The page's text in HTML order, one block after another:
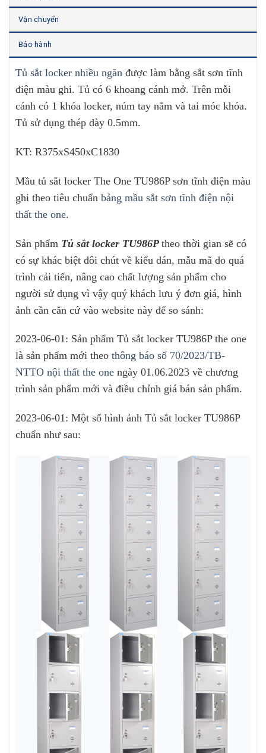
Vận chuyển
Bảo hành
Tủ sắt locker nhiều ngăn được làm bằng sắt sơn tĩnh
điện màu ghi. Tủ có 6 khoang cánh mở. Trên mỗi
cánh có 1 khóa locker, núm tay nắm và tai móc khóa.
Tủ sử dụng thép dày 0.5mm.
KT: R375xS450xC1830
Mầu tủ sắt locker The One TU986P sơn tĩnh điện màu
ghi theo tiêu chuẩn bảng mầu sắt sơn tĩnh điện nội
thất the one.
Sản phẩm Tủ sắt locker TU986P theo thời gian sẽ có
có sự khác biệt đôi chút về kiểu dán, mẫu mã do quá
trình cải tiến, nâng cao chất lượng sản phẩm cho
người sử dụng vì vậy quý khách lưu ý đơn giá, hình
ảnh cần căn cứ vào website này để so sánh:
2023-06-01: Sản phẩm Tủ sắt locker TU986P the one
là sản phẩm mới theo thông báo số 70/2023/TB-
NTTO nội thất the one ngày 01.06.2023 về chương
trình sản phẩm mới và điều chỉnh giá bán sản phẩm.
2023-06-01: Một số hình ảnh Tủ sắt locker TU986P
chuẩn như sau: